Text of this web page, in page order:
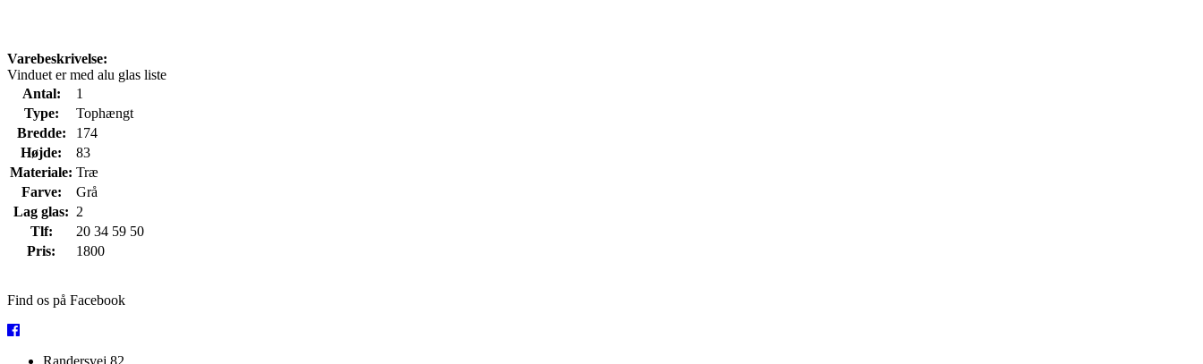
Varebeskrivelse:
Vinduet er med alu glas liste
Antal:
1
Type:
Tophængt
Bredde:
174
Højde:
83
Materiale: Træ
Farve:
Grå
Lag glas: 2
Tlf:
20 34 59 50
Pris:
1800
Find os på Facebook
Randersvej 82